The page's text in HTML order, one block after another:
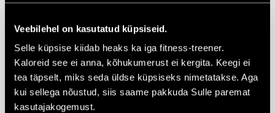
Veebilehel on kasutatud küpsiseid.
Selle küpsise kiidab heaks ka iga fitness-treener.
Kaloreid see ei anna, kõhukumerust ei kergita. Keegi ei
tea täpselt, miks seda üldse küpsiseks nimetatakse. Aga
kui sellega nõustud, siis saame pakkuda Sulle paremat
kasutajakogemust.
Mida külastada